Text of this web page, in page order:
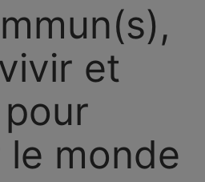
et
pour
monde